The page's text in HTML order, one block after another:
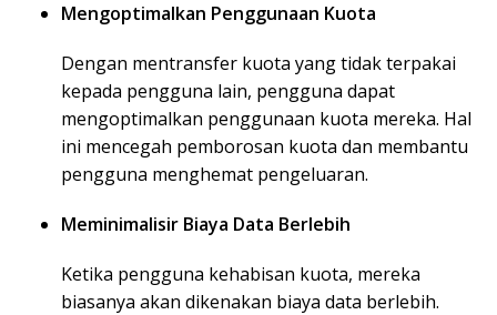
Mengoptimalkan Penggunaan Kuota
Dengan mentransfer kuota yang tidak terpakai
kepada pengguna lain, pengguna dapat
mengoptimalkan penggunaan kuota mereka. Hal
ini mencegah pemborosan kuota dan membantu
pengguna menghemat pengeluaran.
Meminimalisir Biaya Data Berlebih
Ketika pengguna kehabisan kuota, mereka
biasanya akan dikenakan biaya data berlebih.